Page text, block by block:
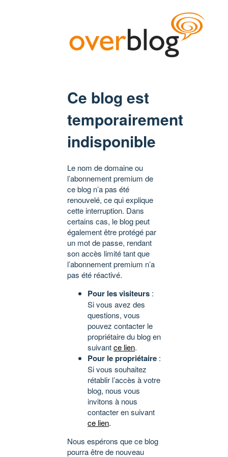
Ce blog est
temporairement
indisponible
Le nom de domaine ou
l’abonnement premium de
ce blog n’a pas été
renouvelé, ce qui explique
cette interruption. Dans
certains cas, le blog peut
également être protégé par
un mot de passe, rendant
son accès limité tant que
l’abonnement premium n’a
pas été réactivé.
Pour les visiteurs :
Si vous avez des
questions, vous
pouvez contacter le
propriétaire du blog en
suivantce lien.
Pour le propriétaire :
Si vous souhaitez
rétablir l’accès à votre
blog, nous vous
invitons à nous
contacter en suivant
ce lien.
Nous espérons que ce blog
pourra être de nouveau